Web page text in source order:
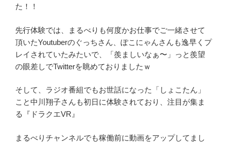
た！！
先行体験では、まるべりも何度かお仕事でご一緒させて
頂いたYoutuberのぐっちさん、ぽこにゃんさんも逸早くプ
レイされていたみたいで、「羨ましいなぁ〜」っと羨望
の眼差しでTwitterを眺めておりましたｗ
そして、ラジオ番組でもお世話になった「しょこたん」
こと中川翔子さんも初日に体験されており、注目が集ま
る『ドラクエVR』
まるべりチャンネルでも稼働前に動画をアップしてまし